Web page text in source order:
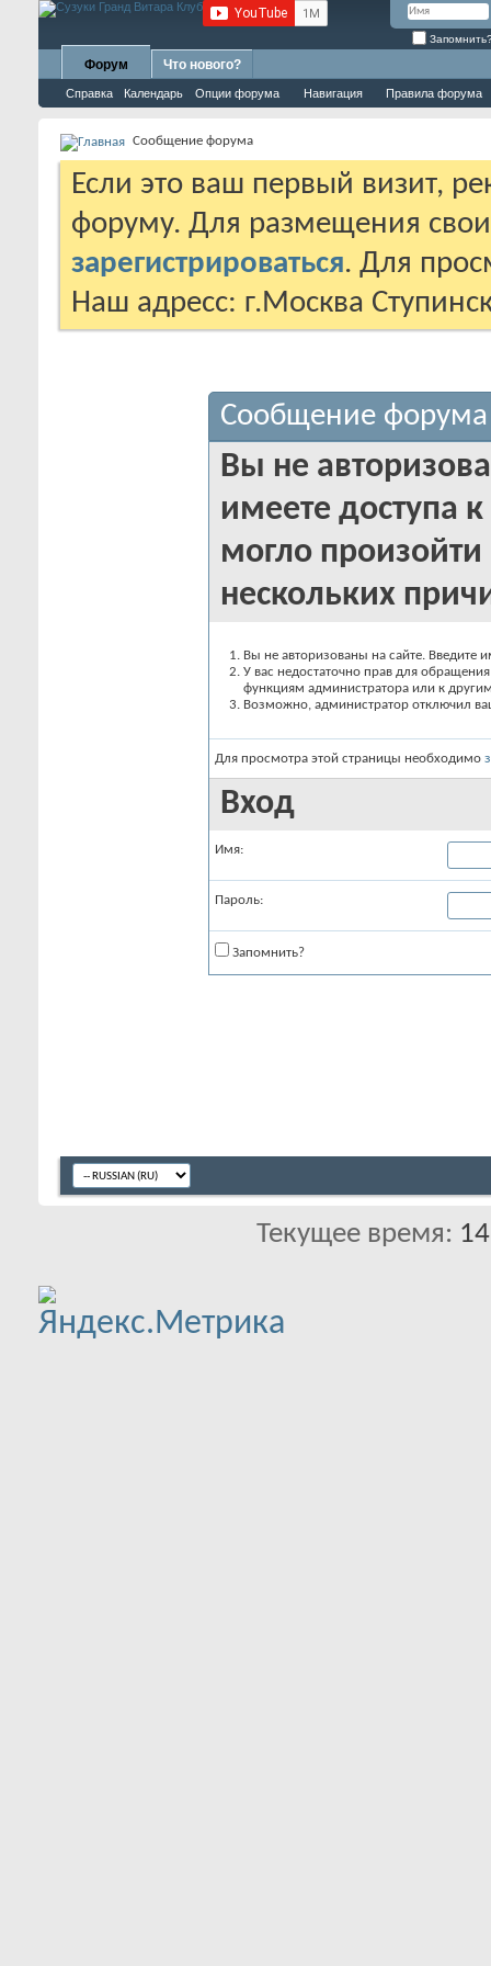
Форум
Справка Календарь Опции форума Навигация Правила форума
Что нового?
Сообщение форума
Если это ваш первый визит,
форуму. Для размещения
зарегистрироваться. Для
Наш адресс: г.Москва
Сообщение форума
Вы не
имеете доступа
могло
нескольких
Вы не авторизованы на сайте. Введите
У вас недостаточно прав для
функциям администратора или к
Возможно, администратор отключил
Для просмотра этой страницы необходимо
Вход
Имя:
Пароль:
Запомнить?
Текущее время: